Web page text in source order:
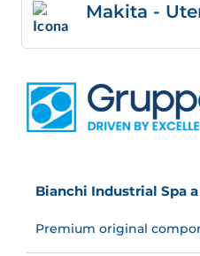
Makita -
Bianchi Industrial Spa
Premium original